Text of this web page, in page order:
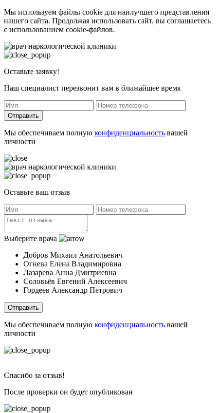
Мы используем файлы cookie для наилучшего представления
нашего сайта. Продолжая использовать сайт, вы соглашаетесь
с использованием cookie-файлов.
Оставьте заявку!
Наш специалист перезвонит вам в ближайшее время
Отправить
Мы обеспечиваем полную конфиденциальность вашей
личности
Оставьте ваш отзыв
Выберите врача
Добров Михаил Анатольевич
Огнева Елена Владимировна
Лазарева Анна Дмитриевна
Соловьёв Евгений Алексеевич
Гордеев Александр Петрович
Отправить
Мы обеспечиваем полную конфиденциальность вашей
личности
Спасибо за отзыв!
После проверки он будет опубликован